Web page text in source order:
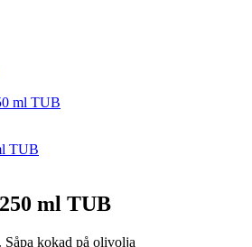
ml TUB
ml TUB
Såpa kokad på olivolja